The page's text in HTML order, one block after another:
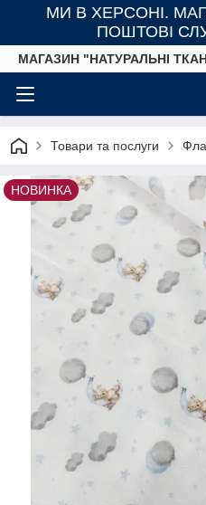
МИ В ХЕРСОНІ.
ПОШТОВІ
МАГАЗИН "НАТУРАЛЬНІ
Товари та послуги
НОВИНКА